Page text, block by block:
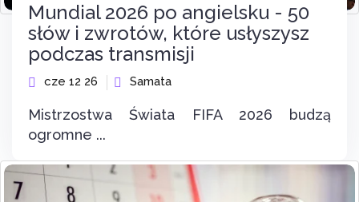
Mundial 2026 po angielsku - 50
słów i zwrotów, które usłyszysz
podczas transmisji
cze 12 26 Samata
Mistrzostwa Świata FIFA 2026 budzą
ogromne ...